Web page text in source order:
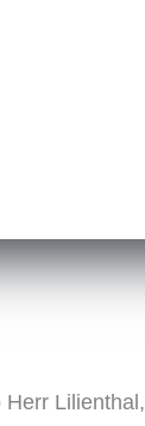
Herr Lilienthal,